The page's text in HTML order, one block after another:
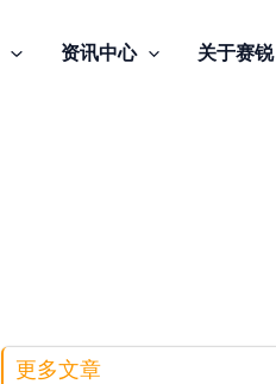
资讯中心 关于赛锐
更多文章